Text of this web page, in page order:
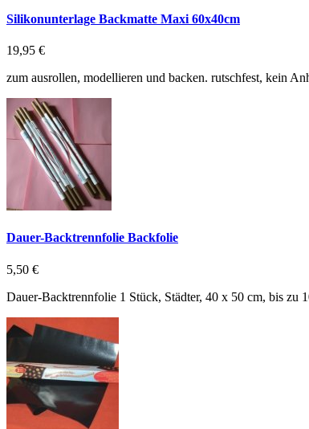
Silikonunterlage Backmatte Maxi 60x40cm
19,95 €
zum ausrollen, modellieren und backen. rutschfest, kein
Dauer-Backtrennfolie Backfolie
5,50 €
Dauer-Backtrennfolie 1 Stück, Städter, 40 x 50 cm, bis zu